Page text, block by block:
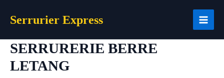
Serrurier Express
SERRURERIE BERRE
LETANG